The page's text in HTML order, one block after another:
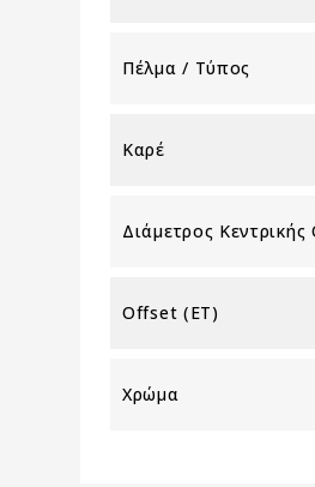
Πέλμα / Τύπος
Καρέ
Διάμετρος
Offset (ET)
Χρώμα